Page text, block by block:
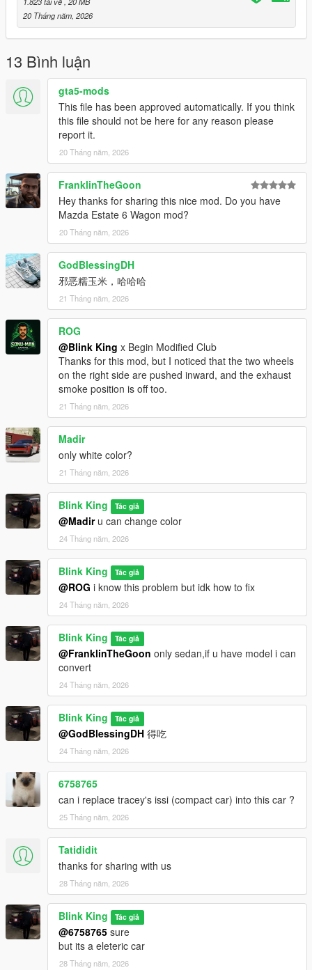
20 Tháng năm, 2026
13 Bình luận
gta5-mods
This file has been approved automatically. If you think
this file should not be here for any reason please
report it.
20 Tháng năm, 2026
FranklinTheGoon
Hey thanks for sharing this nice mod. Do you have
Mazda Estate 6 Wagon mod?
20 Tháng năm, 2026
GodBlessingDH
邪恶糯玉米，哈哈哈
21 Tháng năm, 2026
ROG
@Blink King x Begin Modified Club
Thanks for this mod, but I noticed that the two wheels
on the right side are pushed inward, and the exhaust
smoke position is off too.
21 Tháng năm, 2026
Madir
only white color?
21 Tháng năm, 2026
Blink King Tác giả
@Madiru can change color
24 Tháng năm, 2026
Blink King Tác giả
@ROG i know this problem but idk how to fix
24 Tháng năm, 2026
Blink King Tác giả
@FranklinTheGoon only sedan,if u have model i can
convert
24 Tháng năm, 2026
Blink King Tác giả
@GodBlessingDH 得吃
24 Tháng năm, 2026
6758765
can i replace tracey's issi (compact car) into this car ?
25 Tháng năm, 2026
Tatididit
thanks for sharing with us
28 Tháng năm, 2026
Blink King Tác giả
@6758765 sure
but its a eleteric car
28 Tháng năm, 2026